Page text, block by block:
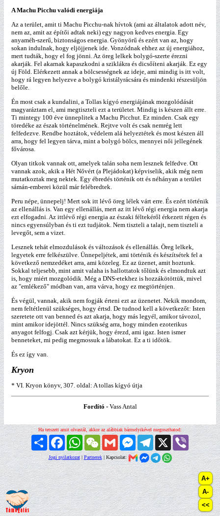
A Machu Picchu valódi energiája
Az a terület, amit ti Machu Picchu-nak hívtok (ami az általatok adott név,
nem az, amit az építői adtak neki) egy nagyon kedves energia. Egy
anyaméh-szerű, biztonságos energia. Gyönyörű és ezért van az, hogy
sokan indulnak, hogy eljöjjenek ide. Vonzódnak ehhez az új energiához,
mert tudták, hogy el fog jönni. Az öreg lelkek bolygó-szerte érezni
akarják. Fel akarnak kapaszkodni a sziklákra és dicsőíteni akarják. Ez egy
új Föld. Elérkezett annak a bölcsességnek az ideje, ami mindig is itt volt,
hogy rá legyen helyezve a bolygó kristályrácsára és mindenki részesüljön
belőle.
Én most csak a kundalini, a Tollas kígyó energiájának mozgolódását
magyaráztam el, ami megtiszteli ezt a területet. Mindig is készen állt erre.
Ti mintegy 100 éve ünneplitek a Machu Picchut. Ez minden. Csak egy
töredéke az észak történelmének. Rejtve volt és csak nemrég lett
felfedezve. Rendbe hoztátok, védelem alá helyeztétek és most készen áll
arra, hogy fel legyen tárva, mint a bolygó bölcs, mennyei női jellegének
fővárosa.
Olyan titkok vannak ott, amelyek talán soha nem lesznek felfedve. Ott
vannak azok, akik a Hét Nővért (a Plejádokat) képviselik, akik még nem
mutatkoztak meg nektek. Egy ébredés történik ott és néhányan a terület
sámán-emberei közül már felébredtek.
Peru népe, ünnepelj! Mert sok itt lévő öreg lélek várt erre. És ezért történik
az ellenállás is. Van egy ellenállás, mert az itt lévő régi energia nem akarja
ezt elfogadni. Az ittlévő régi energia az északi féltekéről érkezett régen és
nincs egyensúlyban és ti ezt tudjátok. Nem tiszteli a talajt, nem tiszteli a
levegőt, sem a vizet.
Lesznek tehát elmozdulások és változások és ellenállás. Öreg lelkek,
legyetek erre felkészülve. Ünnepeljétek, ami történik és készítsétek fel a
következő nemzedéket arra, ami közeleg. Ez az üzenet, amit hoztunk.
Sokkal teljesebb, mint amit valaha is hallottatok tőlünk és elmondtuk azt
is, hogy miért mozgolódik. Még a DNS-etekhez is hozzákötöttük, mivel
az "emlékező" módban van, arra várva, hogy ez megtörténjen.
És végül, vannak, akik nem fogják érteni ezt az üzenetet. Nekik mondom,
nem feltétlenül szükséges, hogy értsd. De tudnod kell a következőt: Isten
szeretete ott van benned és azt akarja, hogy más legyél, amikor távozol,
mint amikor idejöttél. Nincs szükség arra, hogy minden ezoterikus
anyagot felfogj. Csak azt kérjük, hogy érezd, ami igaz. Isten ismer
benneteket, mi pedig megmossuk a lábatokat. Ez a ti időtök.
És ez így van.
Kryon
* VI. Kryon könyv, 307. oldal: A tollas kígyó útja
Fordító - Vass Antal
Ha tetszett amit olvastál, akkor az alábbiak bármelyikével megoszthatod:
MegosztásFacebookWhatsApp WeChat Gmail MessengerTelegram X Viber
Jogi nyilatkozat| Partnerek| Kapcsolat: